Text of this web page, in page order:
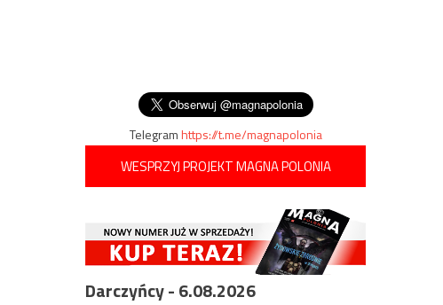
Telegramhttps://t.me/magnapolonia
WESPRZYJ PROJEKT MAGNA POLONIA
Darczyńcy - 6.08.2026